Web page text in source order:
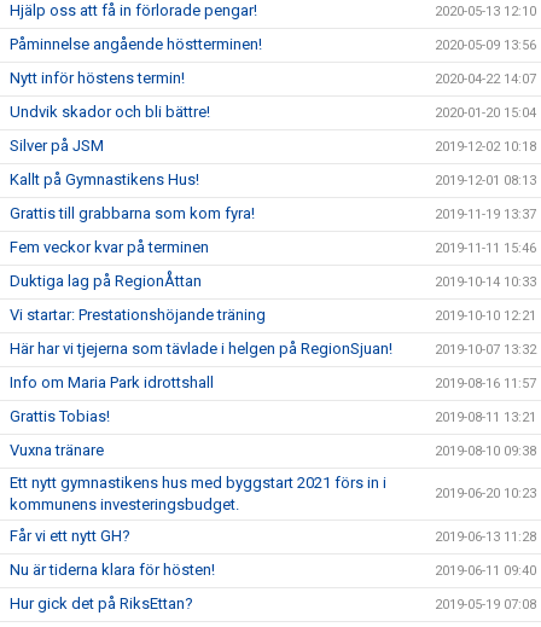
Hjälp oss att få in förlorade pengar! 2020-05-13 12:10
Påminnelse angående höstterminen! 2020-05-09 13:56
Nytt inför höstens termin! 2020-04-22 14:07
Undvik skador och bli bättre! 2020-01-20 15:04
Silver på JSM 2019-12-02 10:18
Kallt på Gymnastikens Hus! 2019-12-01 08:13
Grattis till grabbarna som kom fyra! 2019-11-19 13:37
Fem veckor kvar på terminen 2019-11-11 15:46
Duktiga lag på RegionÅttan 2019-10-14 10:33
Vi startar: Prestationshöjande träning 2019-10-10 12:21
Här har vi tjejerna som tävlade i helgen på RegionSjuan! 2019-10-07 13:32
Info om Maria Park idrottshall 2019-08-16 11:57
Grattis Tobias! 2019-08-11 13:21
Vuxna tränare 2019-08-10 09:38
Ett nytt gymnastikens hus med byggstart 2021 förs in i
kommunens investeringsbudget.
2019-06-20 10:23
Får vi ett nytt GH? 2019-06-13 11:28
Nu är tiderna klara för hösten! 2019-06-11 09:40
Hur gick det på RiksEttan? 2019-05-19 07:08